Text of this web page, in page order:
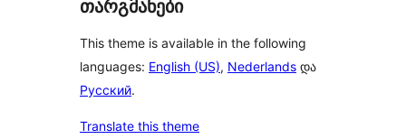
თარგმანები
This theme is available in the following
languages: English (US), Nederlands და
Русский.
Translate this theme